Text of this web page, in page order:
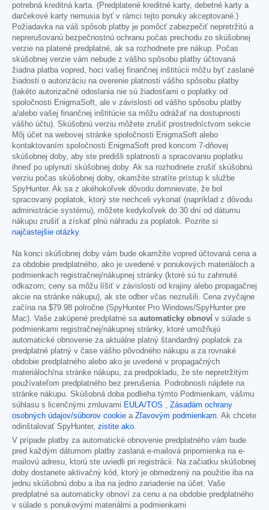
potrebná kreditná karta. (Predplatené kreditné karty, debetné karty a
darčekové karty nemusia byť v rámci tejto ponuky akceptované.)
Požiadavka na váš spôsob platby je pomôcť zabezpečiť nepretržitú a
neprerušovanú bezpečnostnú ochranu počas prechodu zo skúšobnej
verzie na platené predplatné, ak sa rozhodnete pre nákup. Počas
skúšobnej verzie vám nebude z vášho spôsobu platby účtovaná
žiadna platba vopred, hoci vašej finančnej inštitúcii môžu byť zaslané
žiadosti o autorizáciu na overenie platnosti vášho spôsobu platby
(takéto autorizačné odoslania nie sú žiadosťami o poplatky od
spoločnosti EnigmaSoft, ale v závislosti od vášho spôsobu platby
a/alebo vašej finančnej inštitúcie sa môžu odrážať na dostupnosti
vášho účtu). Skúšobnú verziu môžete zrušiť prostredníctvom sekcie
Môj účet na webovej stránke spoločnosti EnigmaSoft alebo
kontaktovaním spoločnosti EnigmaSoft pred koncom 7-dňovej
skúšobnej doby, aby ste predišli splatnosti a spracovaniu poplatku
ihneď po uplynutí skúšobnej doby. Ak sa rozhodnete zrušiť skúšobnú
verziu počas skúšobnej doby, okamžite stratíte prístup k službe
SpyHunter. Ak sa z akéhokoľvek dôvodu domnievate, že bol
spracovaný poplatok, ktorý ste nechceli vykonať (napríklad z dôvodu
administrácie systému), môžete kedykoľvek do 30 dní od dátumu
nákupu zrušiť a získať plnú náhradu za poplatok. Pozrite si
najčastejšie otázky.
Na konci skúšobnej doby vám bude okamžite vopred účtovaná cena a
za obdobie predplatného, ako je uvedené v ponukových materiáloch a
podmienkach registračnej/nákupnej stránky (ktoré sú tu zahrnuté
odkazom; ceny sa môžu líšiť v závislosti od krajiny alebo propagačnej
akcie na stránke nákupu), ak ste odber včas nezrušili. Cena zvyčajne
začína na $79.98 polročne (SpyHunter Pro Windows/SpyHunter pre
Mac). Vaše zakúpené predplatné sa automaticky obnoví v súlade s
podmienkami registračnej/nákupnej stránky, ktoré umožňujú
automatické obnovenie za aktuálne platný štandardný poplatok za
predplatné platný v čase vášho pôvodného nákupu a za rovnaké
obdobie predplatného alebo ako je uvedené v propagačných
materiáloch/na stránke nákupu, za predpokladu, že ste nepretržitým
používateľom predplatného bez prerušenia. Podrobnosti nájdete na
stránke nákupu. Skúšobná doba podlieha týmto Podmienkam, vášmu
súhlasu s licenčnými zmluvami EULA/TOS , Zásadám ochrany
osobných údajov/súborov cookie a Zľavovým podmienkam. Ak chcete
odinštalovať SpyHunter, zistite ako.
V prípade platby za automatické obnovenie predplatného vám bude
pred každým dátumom platby zaslaná e-mailová pripomienka na e-
mailovú adresu, ktorú ste uviedli pri registrácii. Na začiatku skúšobnej
doby dostanete aktivačný kód, ktorý je obmedzený na použitie iba na
jednu skúšobnú dobu a iba na jedno zariadenie na účet. Vaše
predplatné sa automaticky obnoví za cenu a na obdobie predplatného
v súlade s ponukovými materiálmi a podmienkami